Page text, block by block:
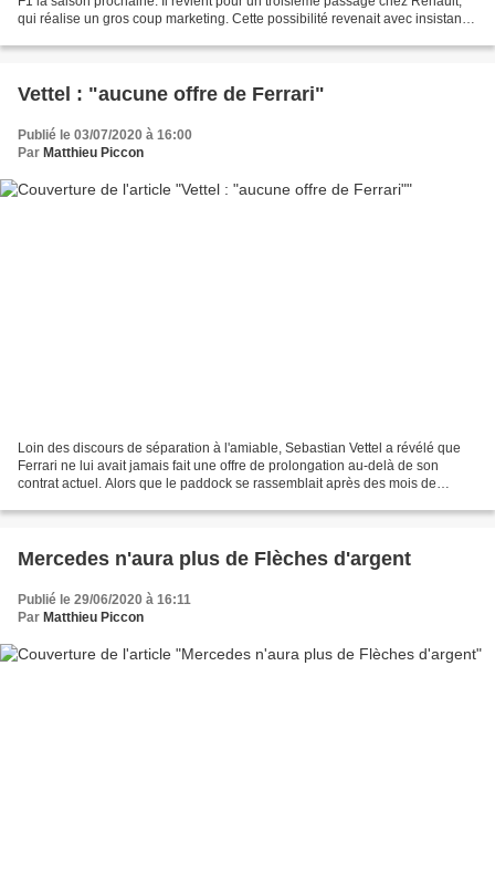
qui réalise un gros coup marketing. Cette possibilité revenait avec insistance
Vettel : "aucune offre de Ferrari"
Publié le 03/07/2020 à 16:00
Par Matthieu Piccon
Loin des discours de séparation à l'amiable, Sebastian Vettel a révélé que
Ferrari ne lui avait jamais fait une offre de prolongation au-delà de son
contrat actuel. Alors que le paddock se rassemblait après des mois de
Mercedes n'aura plus de Flèches d'argent
Publié le 29/06/2020 à 16:11
Par Matthieu Piccon